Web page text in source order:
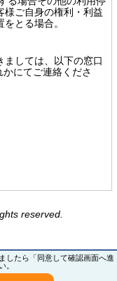
様ご自身の権利・利益
とる場合。
ましては、以下の窓口
にてご連絡くださ
reserved.
したら「同意して確認画面へ進
。